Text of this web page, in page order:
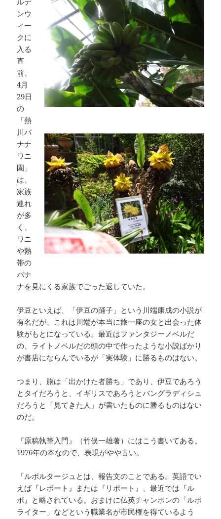
ンウ
ィー
クに
入る
直
前、
4月
29日
の
「熱
川バ
ナナ
ワニ
園」
は、
家族
連れ
が多
く、
ワニ
や熱
帯の
バナ
ナを見にくる家族でごった返していた。
伊豆といえば、「伊豆の踊子」という川端康成の小説が
有名だが、これは川端が本当に旅一座の女と出会った体
験がもとになっている。最近はファンタジーノベルだ
の、ライトノベルだの頭の中で作ったような小説ばかり
が書店にならんでいるが「実体験」に勝るものはない。
つまり、旅は「出かけた者勝ち」であり、伊豆であろう
とタイだろうと、イギリスであろうとバングラディシュ
だろうと「見てきた人」が書いたものに勝るものはない
のだ。
『原稿執筆入門』（竹俣一雄著）にはこう書いてある。
1976年の本なので、表現がやや古い。
「ルポルタージュとは、報告文のことである。英語でい
えば『レポート』または『リポート』、最近では『ル
ポ』と略されている。おまけに仏英チャンポンの「ルポ
ライター」などという職業名が市民権を得ているよう